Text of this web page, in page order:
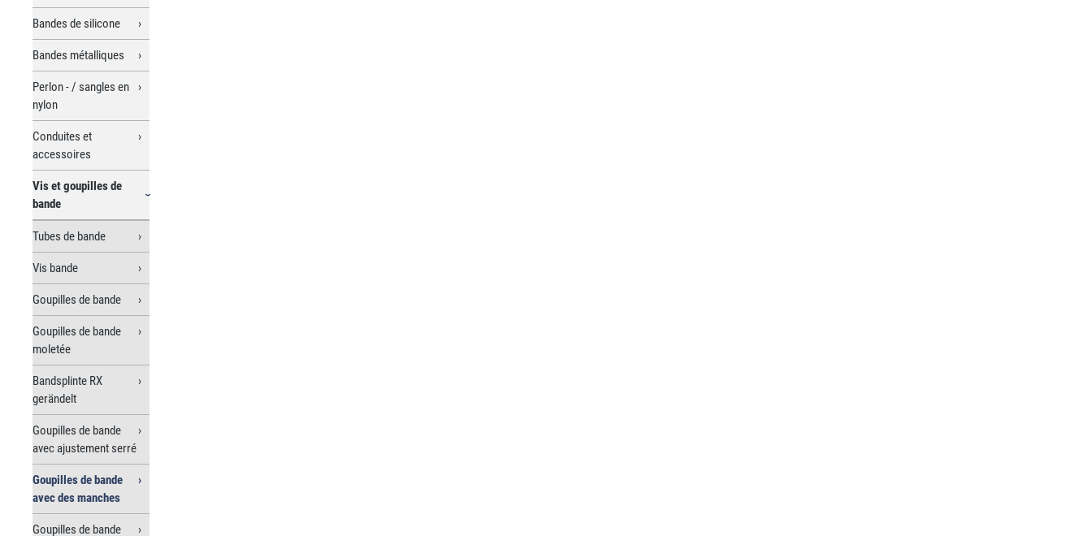
Bandes de silicone
Bandes métalliques
Perlon - / sangles en
nylon
Conduites et
accessoires
Vis et goupilles de
bande
Tubes de bande
Vis bande
Goupilles de bande
Goupilles de bande
moletée
Bandsplinte RX
gerändelt
Goupilles de bande
avec ajustement serré
Goupilles de bande
avec des manches
Goupilles de bande